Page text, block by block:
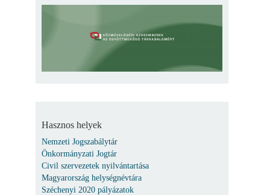
Hasznos helyek
Nemzeti Jogszabálytár
Önkormányzati Jogtár
Civil szervezetek nyilvántartása
Magyarország helységnévtára
Széchenyi 2020 pályázatok